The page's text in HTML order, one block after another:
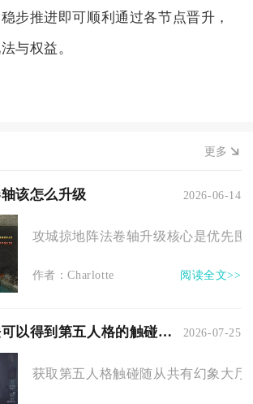
步推进即可顺利通过各节点晋升，
与权益。
更多
该怎么升级 2026-06-14
攻城掠地阵法卷轴升级核心是优先
作者：Charlotte 阅读全文>>
有没有什么方法可以得到第五人格的触碰随从 2026-07-25
获取第五人格触碰随从共有幻象大